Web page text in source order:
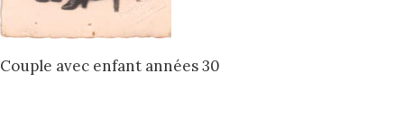
Couple avec enfant années 30